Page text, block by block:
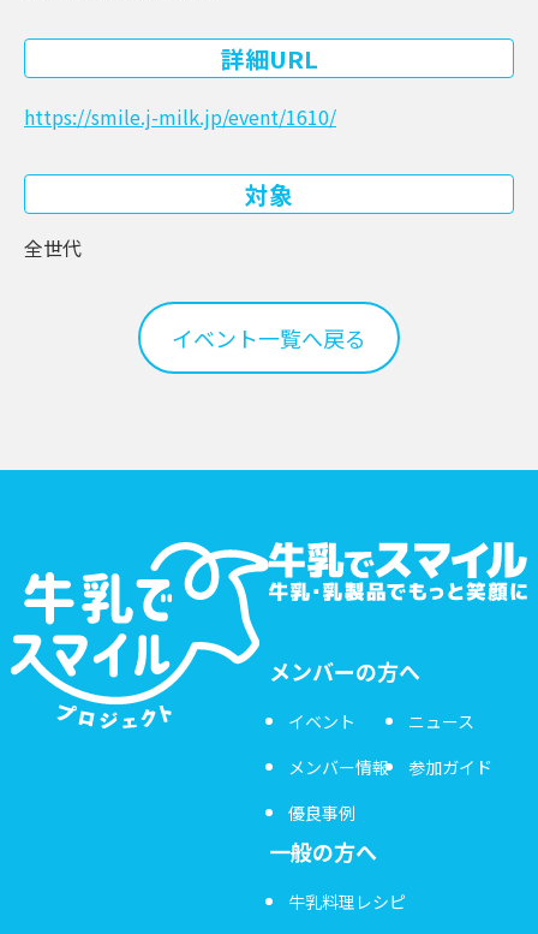
詳細URL
https://smile.j-milk.jp/event/1610/
対象
全世代
イベント一覧へ戻る
メンバーの方へ
イベント
メンバー情報
優良事例
ニュース
参加ガイド
一般の方へ
牛乳料理レシピ